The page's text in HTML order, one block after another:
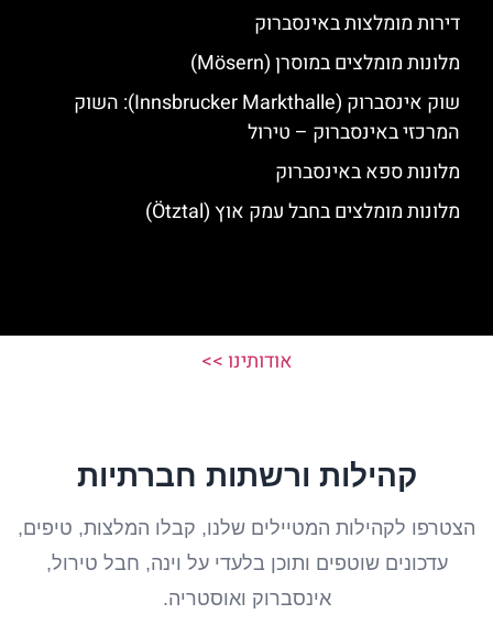
דירות מומלצות באינסברוק
מלונות מומלצים במוסרן (Mösern)
שוק אינסברוק (Innsbrucker Markthalle): השוק
המרכזי באינסברוק – טירול
מלונות ספא באינסברוק
מלונות מומלצים בחבל עמק אוץ (Ötztal)
אודותינו >>
קהילות ורשתות חברתיות
הצטרפו לקהילות המטיילים שלנו, קבלו המלצות, טיפים,
עדכונים שוטפים ותוכן בלעדי על וינה, חבל טירול,
אינסברוק ואוסטריה.